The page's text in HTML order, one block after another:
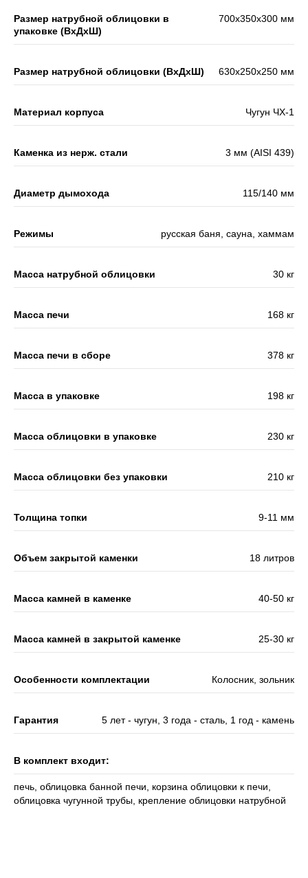
Размер натрубной облицовки в
упаковке (ВхДхШ)
700х350х300 мм
Размер натрубной облицовки (ВхДхШ) 630х250х250 мм
Материал корпуса Чугун ЧХ-1
Каменка из нерж. стали 3 мм (AISI 439)
Диаметр дымохода 115/140 мм
Режимы русская баня, сауна, хаммам
Масса натрубной облицовки 30 кг
Масса печи 168 кг
Масса печи в сборе 378 кг
Масса в упаковке 198 кг
Масса облицовки в упаковке 230 кг
Масса облицовки без упаковки 210 кг
Толщина топки 9-11 мм
Объем закрытой каменки 18 литров
Масса камней в каменке 40-50 кг
Масса камней в закрытой каменке 25-30 кг
Особенности комплектации Колосник, зольник
Гарантия 5 лет - чугун, 3 года - сталь, 1 год - камень
В комплект входит:
печь, облицовка банной печи, корзина облицовки к печи,
облицовка чугунной трубы, крепление облицовки натрубной